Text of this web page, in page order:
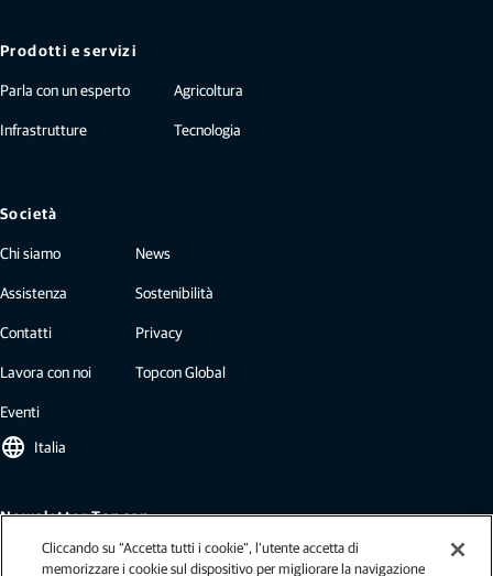
Prodotti e servizi
Parla con un esperto
Infrastrutture
Agricoltura
Tecnologia
Società
Chi siamo
Assistenza
Contatti
Lavora con noi
Eventi
News
Sostenibilità
Privacy
Topcon Global
language Italia
Newsletter Topcon
Le nostre newsletter includono le ultime notizie di Topcon: case study,
Cliccando su “Accetta tutti i cookie”, l'utente accetta di
memorizzare i cookie sul dispositivo per migliorare la navigazione